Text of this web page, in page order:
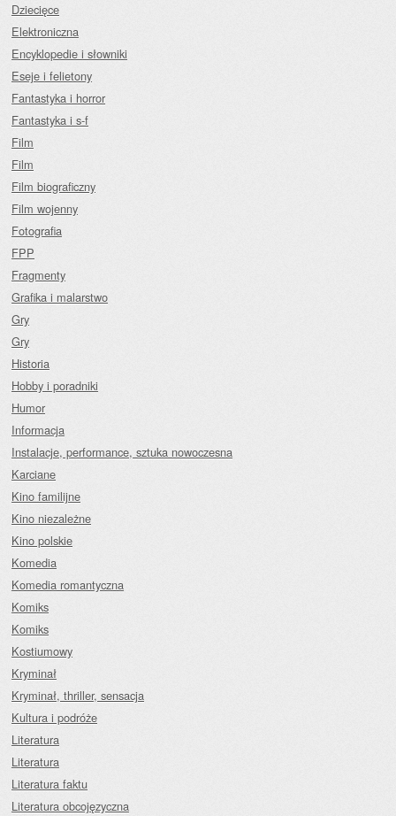
Dziecięce
Elektroniczna
Encyklopedie i słowniki
Eseje i felietony
Fantastyka i horror
Fantastyka i s-f
Film
Film
Film biograficzny
Film wojenny
Fotografia
FPP
Fragmenty
Grafika i malarstwo
Gry
Gry
Historia
Hobby i poradniki
Humor
Informacja
Instalacje, performance, sztuka nowoczesna
Karciane
Kino familijne
Kino niezależne
Kino polskie
Komedia
Komedia romantyczna
Komiks
Komiks
Kostiumowy
Kryminał
Kryminał, thriller, sensacja
Kultura i podróże
Literatura
Literatura
Literatura faktu
Literatura obcojęzyczna